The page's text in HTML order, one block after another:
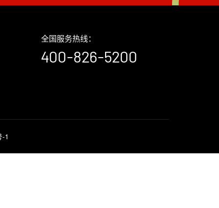
全国服务热线：
400-826-5200
1